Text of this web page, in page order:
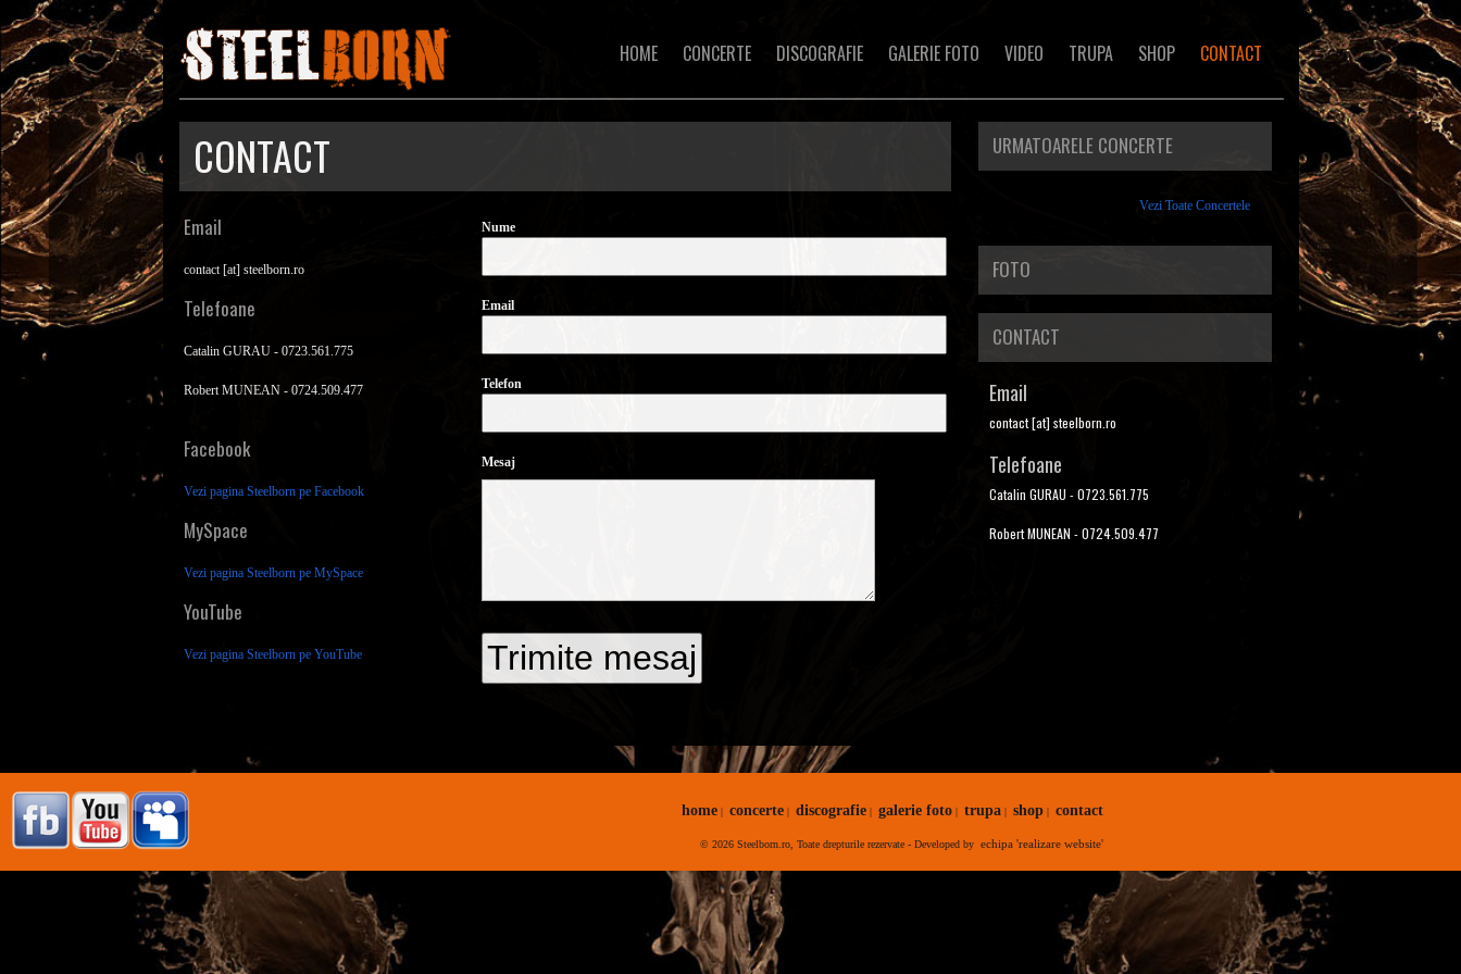
HOME CONCERTE DISCOGRAFIE GALERIE FOTO VIDEO TRUPA SHOP CONTACT
CONTACT
Email
contact [at] steelborn.ro
Telefoane
Catalin GURAU - 0723.561.775
Robert MUNEAN - 0724.509.477
Facebook
Vezi pagina Steelborn pe Facebook
MySpace
Vezi pagina Steelborn pe MySpace
YouTube
Vezi pagina Steelborn pe YouTube
Nume
Email
Telefon
Mesaj
URMATOARELE CONCERTE
Vezi Toate Concertele
FOTO
CONTACT
Email
contact [at] steelborn.ro
Telefoane
Catalin GURAU - 0723.561.775
Robert MUNEAN - 0724.509.477
home | concerte | discografie | galerie foto | trupa | shop | contact
© 2026 Steelborn.ro, Toate drepturile rezervate - Developed by echipa 'realizare website'